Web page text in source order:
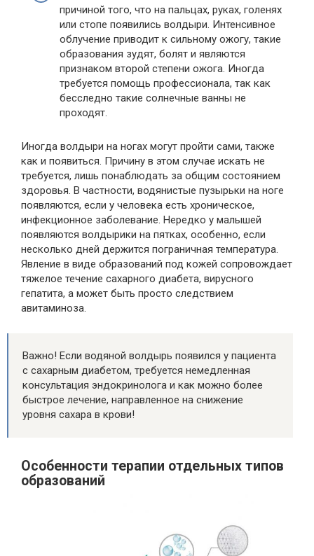
причиной того, что на пальцах, руках, голенях
или стопе появились волдыри. Интенсивное
облучение приводит к сильному ожогу, такие
образования зудят, болят и являются
признаком второй степени ожога. Иногда
требуется помощь профессионала, так как
бесследно такие солнечные ванны не
проходят.
Иногда волдыри на ногах могут пройти сами, также
как и появиться. Причину в этом случае искать не
требуется, лишь понаблюдать за общим состоянием
здоровья. В частности, водянистые пузырьки на ноге
появляются, если у человека есть хроническое,
инфекционное заболевание. Нередко у малышей
появляются волдырики на пятках, особенно, если
несколько дней держится пограничная температура.
Явление в виде образований под кожей сопровождает
тяжелое течение сахарного диабета, вирусного
гепатита, а может быть просто следствием
авитаминоза.
Важно! Если водяной волдырь появился у пациента
с сахарным диабетом, требуется немедленная
консультация эндокринолога и как можно более
быстрое лечение, направленное на снижение
уровня сахара в крови!
Особенности терапии отдельных типов
образований